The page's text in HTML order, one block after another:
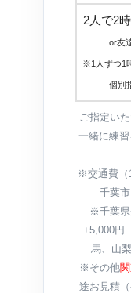
2人で2
or友
※1人ずつ1
個別
ご指定い
一緒に練
※交通費（
千葉
※千葉県
+5,000円
馬、山
※その他
途お見積